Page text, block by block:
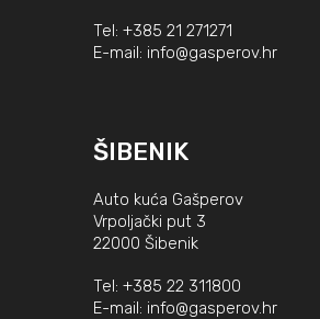
Tel: +385 21 271271
E-mail: info@gasperov.hr
ŠIBENIK
Auto kuća Gašperov
Vrpoljački put 3
22000 Šibenik
Tel: +385 22 311800
E-mail: info@gasperov.hr